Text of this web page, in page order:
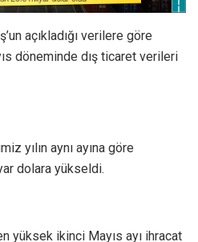
açıkladığı verilere göre
döneminde dış ticaret verileri
yılın aynı ayına göre
dolara yükseldi.
yüksek ikinci Mayıs ayı ihracat